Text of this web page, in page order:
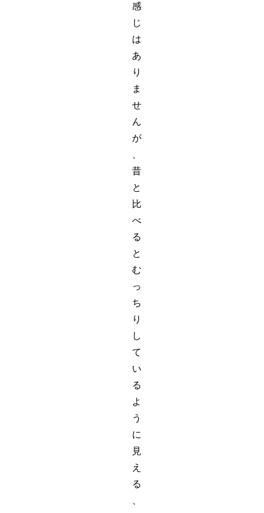
感
じ
は
あ
り
ま
せ
ん
が
昔
と
比
べ
る
と
む
っ
ち
り
し
て
い
る
よ
う
に
見
え
る